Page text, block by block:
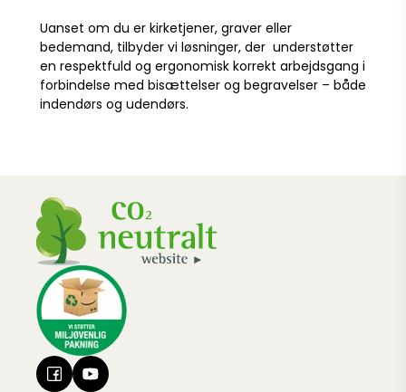
Uanset om du er kirketjener, graver eller
bedemand, tilbyder vi løsninger, der understøtter
en respektfuld og ergonomisk korrekt arbejdsgang i
forbindelse med bisættelser og begravelser – både
indendørs og udendørs.